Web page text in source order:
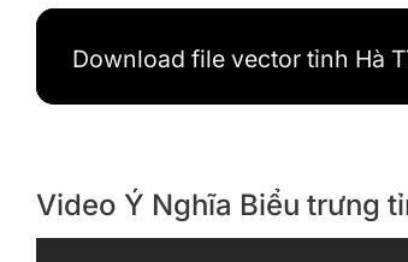
Download file vector tỉnh Hà
Video Ý Nghĩa Biểu trưng